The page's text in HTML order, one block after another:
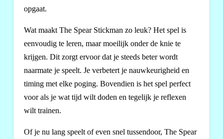
opgaat.
Wat maakt The Spear Stickman zo leuk? Het spel is
eenvoudig te leren, maar moeilijk onder de knie te
krijgen. Dit zorgt ervoor dat je steeds beter wordt
naarmate je speelt. Je verbetert je nauwkeurigheid en
timing met elke poging. Bovendien is het spel perfect
voor als je wat tijd wilt doden en tegelijk je reflexen
wilt trainen.
Of je nu lang speelt of even snel tussendoor, The Spear